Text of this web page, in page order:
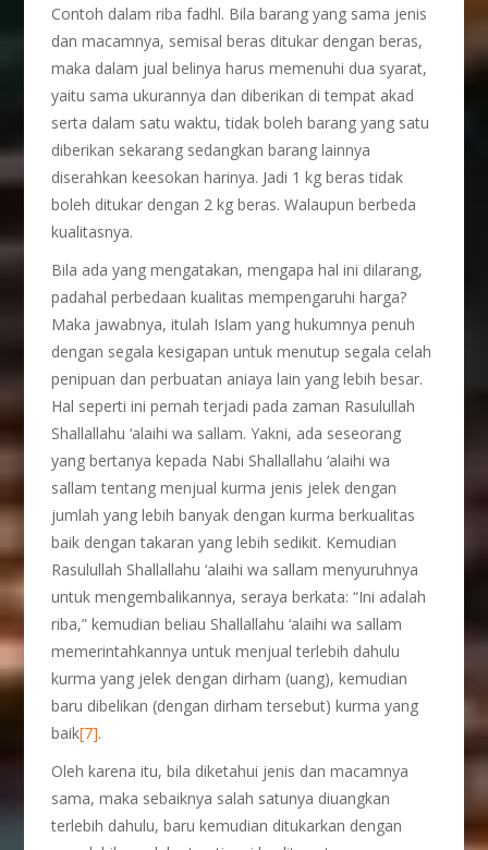
Contoh dalam riba fadhl. Bila barang yang sama jenis
dan macamnya, semisal beras ditukar dengan beras,
maka dalam jual belinya harus memenuhi dua syarat,
yaitu sama ukurannya dan diberikan di tempat akad
serta dalam satu waktu, tidak boleh barang yang satu
diberikan sekarang sedangkan barang lainnya
diserahkan keesokan harinya. Jadi 1 kg beras tidak
boleh ditukar dengan 2 kg beras. Walaupun berbeda
kualitasnya.
Bila ada yang mengatakan, mengapa hal ini dilarang,
padahal perbedaan kualitas mempengaruhi harga?
Maka jawabnya, itulah Islam yang hukumnya penuh
dengan segala kesigapan untuk menutup segala celah
penipuan dan perbuatan aniaya lain yang lebih besar.
Hal seperti ini pernah terjadi pada zaman Rasulullah
Shallallahu ‘alaihi wa sallam. Yakni, ada seseorang
yang bertanya kepada Nabi Shallallahu ‘alaihi wa
sallam tentang menjual kurma jenis jelek dengan
jumlah yang lebih banyak dengan kurma berkualitas
baik dengan takaran yang lebih sedikit. Kemudian
Rasulullah Shallallahu ‘alaihi wa sallam menyuruhnya
untuk mengembalikannya, seraya berkata: “Ini adalah
riba,” kemudian beliau Shallallahu ‘alaihi wa sallam
memerintahkannya untuk menjual terlebih dahulu
kurma yang jelek dengan dirham (uang), kemudian
baru dibelikan (dengan dirham tersebut) kurma yang
baik[7].
Oleh karena itu, bila diketahui jenis dan macamnya
sama, maka sebaiknya salah satunya diuangkan
terlebih dahulu, baru kemudian ditukarkan dengan